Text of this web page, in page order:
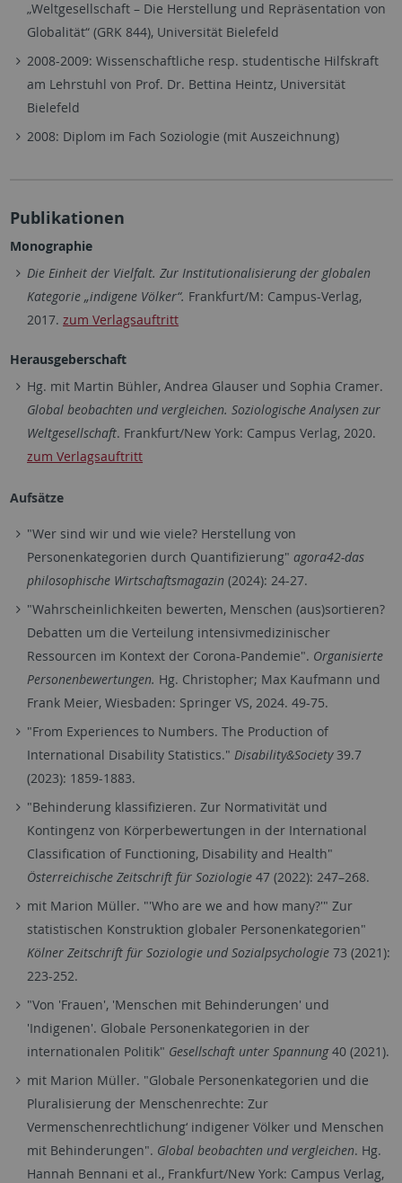
„Weltgesellschaft – Die Herstellung und Repräsentation von
Globalität“ (GRK 844), Universität Bielefeld
2008-2009: Wissenschaftliche resp. studentische Hilfskraft
am Lehrstuhl von Prof. Dr. Bettina Heintz, Universität
Bielefeld
2008: Diplom im Fach Soziologie (mit Auszeichnung)
Publikationen
Monographie
Die Einheit der Vielfalt. Zur Institutionalisierung der globalen
Kategorie „indigene Völker“. Frankfurt/M: Campus-Verlag,
2017. zum Verlagsauftritt
Herausgeberschaft
Hg. mit Martin Bühler, Andrea Glauser und Sophia Cramer.
Global beobachten und vergleichen. Soziologische Analysen zur
Weltgesellschaft. Frankfurt/New York: Campus Verlag, 2020.
zum Verlagsauftritt
Aufsätze
"Wer sind wir und wie viele? Herstellung von
Personenkategorien durch Quantifizierung"agora42-das
philosophische Wirtschaftsmagazin (2024): 24-27.
"Wahrscheinlichkeiten bewerten, Menschen (aus)sortieren?
Debatten um die Verteilung intensivmedizinischer
Ressourcen im Kontext der Corona-Pandemie". Organisierte
Personenbewertungen. Hg. Christopher; Max Kaufmann und
Frank Meier, Wiesbaden: Springer VS, 2024. 49-75.
"From Experiences to Numbers. The Production of
International Disability Statistics." Disability&Society39.7
(2023): 1859-1883.
"Behinderung klassifizieren. Zur Normativität und
Kontingenz von Körperbewertungen in der International
Classification of Functioning, Disability and Health"
Österreichische Zeitschrift für Soziologie 47 (2022): 247–268.
mit Marion Müller. "'Who are we and how many?'" Zur
statistischen Konstruktion globaler Personenkategorien"
Kölner Zeitschrift für Soziologie und Sozialpsychologie 73 (2021):
223-252.
"Von 'Frauen', 'Menschen mit Behinderungen' und
'Indigenen'. Globale Personenkategorien in der
internationalen Politik" Gesellschaft unter Spannung40 (2021).
mit Marion Müller. "Globale Personenkategorien und die
Pluralisierung der Menschenrechte: Zur
Vermenschenrechtlichung‘ indigener Völker und Menschen
mit Behinderungen". Global beobachten und vergleichen. Hg.
Hannah Bennani et al., Frankfurt/New York: Campus Verlag,